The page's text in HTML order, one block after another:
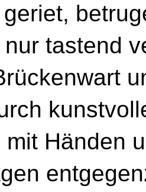
tastend
mit Händen